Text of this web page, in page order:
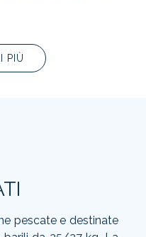
PIÙ
pescate e destinate